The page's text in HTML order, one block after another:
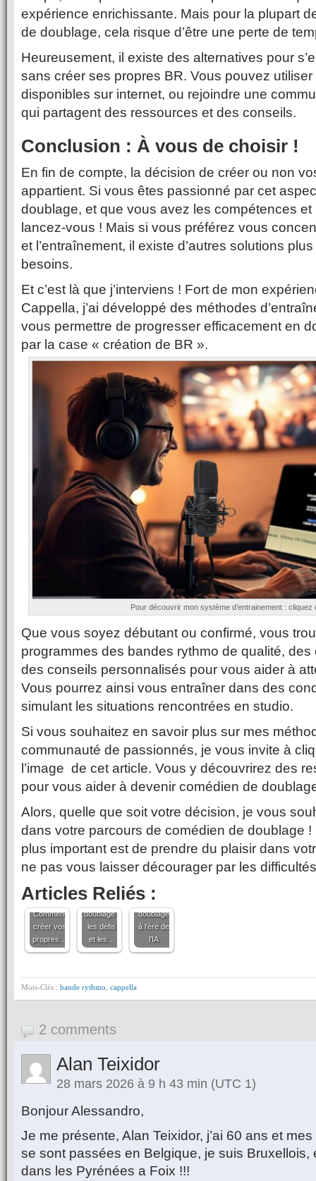
expérience enrichissante. Mais pour la plupart
de doublage, cela risque d’être une perte de
Heureusement, il existe des alternatives pour
sans créer ses propres BR. Vous pouvez
disponibles sur internet, ou rejoindre une
qui partagent des ressources et des conseils.
Conclusion : À vous de choisir !
En fin de compte, la décision de créer ou non
appartient. Si vous êtes passionné par cet
doublage, et que vous avez les compétences
lancez-vous ! Mais si vous préférez vous
et l’entraînement, il existe d’autres solutions
besoins.
Et c’est là que j’interviens ! Fort de mon
Cappella, j’ai développé des méthodes
vous permettre de progresser efficacement en
par la case « création de BR ».
Pour découvrir mon système d’entrainement : cliquez
Que vous soyez débutant ou confirmé, vous
programmes des bandes rythmo de qualité,
des conseils personnalisés pour vous aider à
Vous pourrez ainsi vous entraîner dans des
simulant les situations rencontrées en studio.
Si vous souhaitez en savoir plus sur mes
communauté de passionnés, je vous invite à
l’image de cet article. Vous y découvrirez des
pour vous aider à devenir comédien de
Alors, quelle que soit votre décision, je vous
dans votre parcours de comédien de doublage !
plus important est de prendre du plaisir dans
ne pas vous laisser décourager par les
Articles Reliés :
Doublage
créatif :
Comment
créer vos
propres…
comédien
de
doublage :
les défis
et les…
L’avenir
du
doublage
à l’ère de
l’IA
Mots-Clés : bande rythmo cappella
2 comments
Alan Teixidor
28 mars 2026 à 9 h 43 min (UTC 1)
Bonjour Alessandro,
Je me présente, Alan Teixidor, j’ai 60 ans et
se sont passées en Belgique, je suis Bruxellois,
dans les Pyrénées a Foix !!!